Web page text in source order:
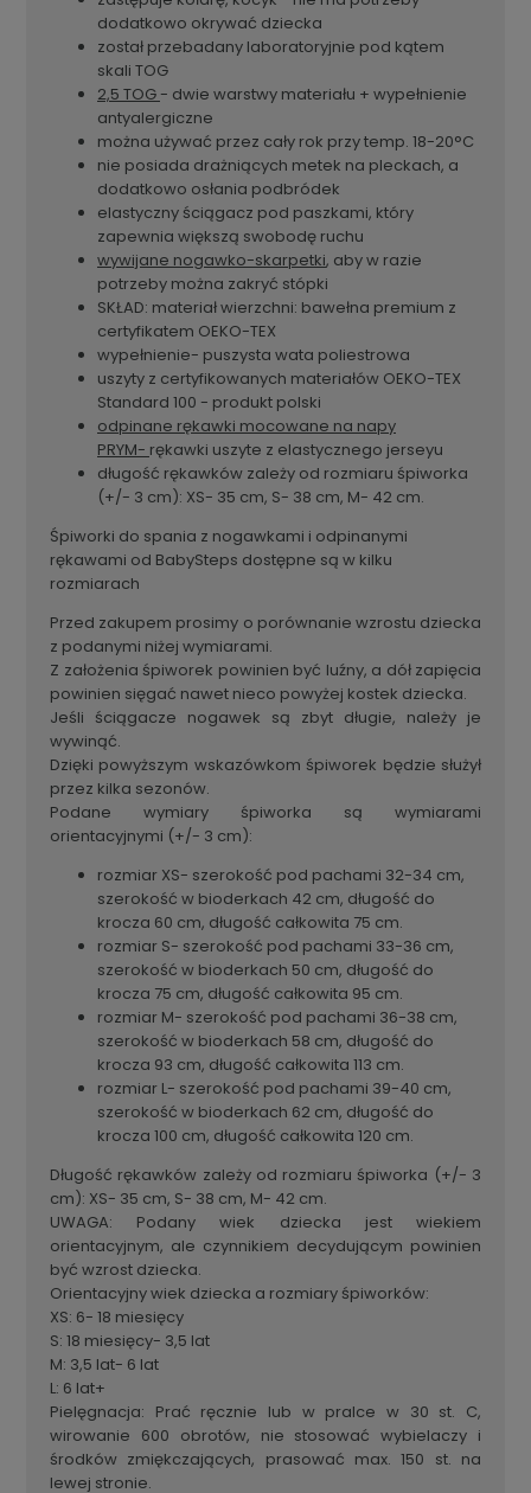
dodatkowo okrywać dziecka
został przebadany laboratoryjnie pod kątem
skali TOG
2,5 TOG - dwie warstwy materiału + wypełnienie
antyalergiczne
można używać przez cały rok przy temp. 18-20°C
nie posiada drażniących metek na pleckach, a
dodatkowo osłania podbródek
elastyczny ściągacz pod paszkami, który
zapewnia większą swobodę ruchu
wywijane nogawko-skarpetki, aby w razie
potrzeby można zakryć stópki
SKŁAD: materiał wierzchni: bawełna premium z
certyfikatem OEKO-TEX
wypełnienie- puszysta wata poliestrowa
uszyty z certyfikowanych materiałów OEKO-TEX
Standard 100 - produkt polski
odpinane rękawki mocowane na napy
PRYM- rękawki uszyte z elastycznego jerseyu
długość rękawków zależy od rozmiaru śpiworka
(+/- 3 cm): XS- 35 cm, S- 38 cm, M- 42 cm.
Śpiworki do spania z nogawkami i odpinanymi
rękawami od BabySteps dostępne są w kilku
rozmiarach
Przed zakupem prosimy o porównanie wzrostu dziecka
z podanymi niżej wymiarami.
Z założenia śpiworek powinien być luźny, a dół zapięcia
powinien sięgać nawet nieco powyżej kostek dziecka.
Jeśli ściągacze nogawek są zbyt długie, należy je
wywinąć.
Dzięki powyższym wskazówkom śpiworek będzie służył
przez kilka sezonów.
Podane wymiary śpiworka są wymiarami
orientacyjnymi (+/- 3 cm):
rozmiar XS- szerokość pod pachami 32-34 cm,
szerokość w bioderkach 42 cm, długość do
krocza 60 cm, długość całkowita 75 cm.
rozmiar S- szerokość pod pachami 33-36 cm,
szerokość w bioderkach 50 cm, długość do
krocza 75 cm, długość całkowita 95 cm.
rozmiar M- szerokość pod pachami 36-38 cm,
szerokość w bioderkach 58 cm, długość do
krocza 93 cm, długość całkowita 113 cm.
rozmiar L- szerokość pod pachami 39-40 cm,
szerokość w bioderkach 62 cm, długość do
krocza 100 cm, długość całkowita 120 cm.
Długość rękawków zależy od rozmiaru śpiworka (+/- 3
cm): XS- 35 cm, S- 38 cm, M- 42 cm.
UWAGA: Podany wiek dziecka jest wiekiem
orientacyjnym, ale czynnikiem decydującym powinien
być wzrost dziecka.
Orientacyjny wiek dziecka a rozmiary śpiworków:
XS: 6- 18 miesięcy
S: 18 miesięcy- 3,5 lat
M: 3,5 lat- 6 lat
L: 6 lat+
Pielęgnacja: Prać ręcznie lub w pralce w 30 st. C,
wirowanie 600 obrotów, nie stosować wybielaczy i
środków zmiękczających, prasować max. 150 st. na
lewej stronie.